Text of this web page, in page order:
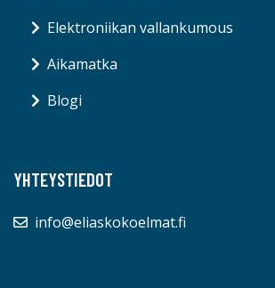
Elektroniikan vallankumous
Aikamatka
Blogi
YHTEYSTIEDOT
info@eliaskokoelmat.fi